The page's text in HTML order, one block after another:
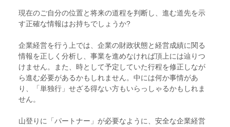
現在のご自分の位置と将来の道程を判断し、進む道先を示
す正確な情報はお持ちでしょうか?
企業経営を行う上では、企業の財政状態と経営成績に関る
情報を正しく分析し、事業を進めなければ頂上には辿りつ
けません。また、時として予定していた行程を修正しなが
ら進む必要があるかもしれません。中には何か事情があ
り、「単独行」せざる得ない方もいらっしゃるかもしれま
せん。
山登りに「パートナー」が必要なように、安全な企業経営